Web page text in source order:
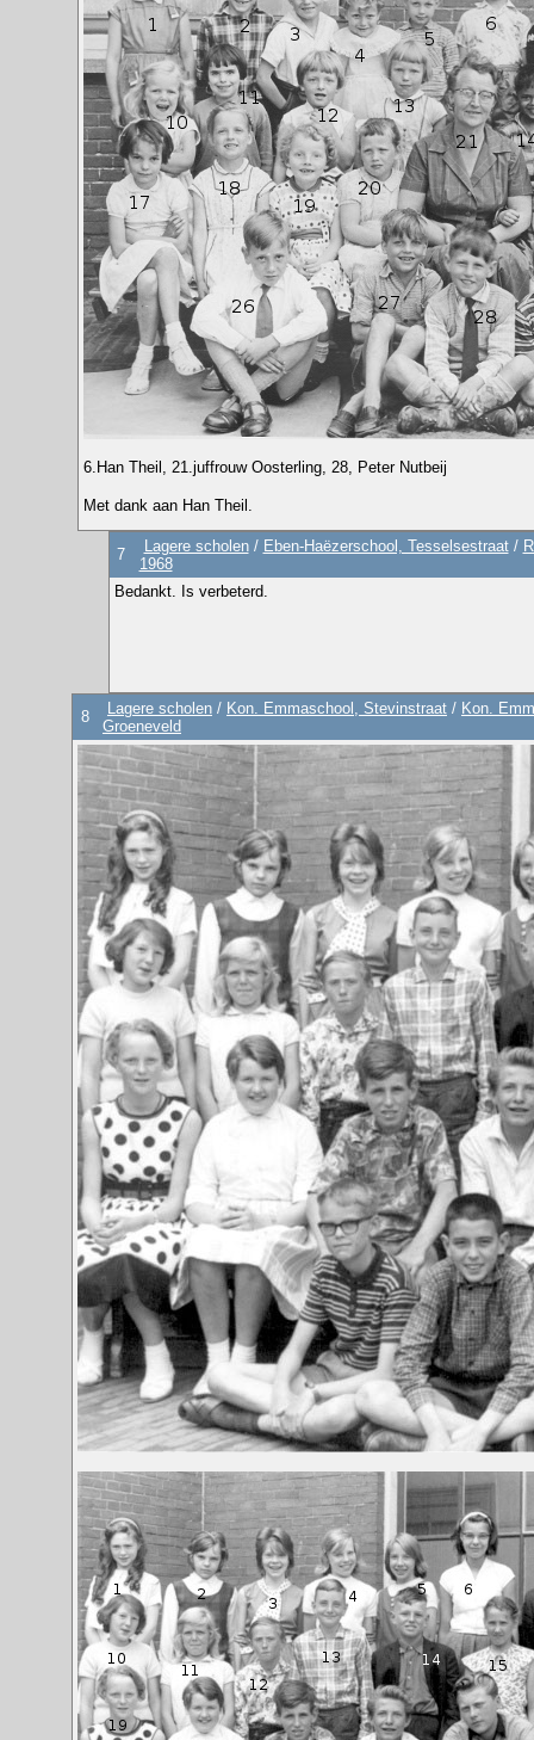
6.Han Theil, 21.juffrouw Oosterling, 28, Peter Nutbeij
Met dank aan Han Theil.
7 Lagere scholen/ Eben-Haëzerschool, Tesselsestraat/
1968
Bedankt. Is verbeterd.
8 Lagere scholen / Kon. Emmaschool, Stevinstraat / Kon.
Groeneveld